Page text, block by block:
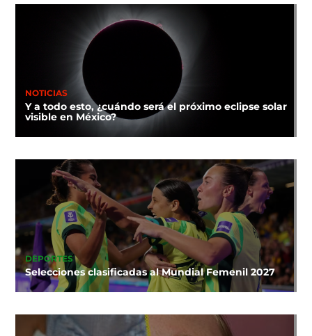
NOTICIAS
Y a todo esto, ¿cuándo será el próximo eclipse solar
visible en México?
DEPORTES
Selecciones clasificadas al Mundial Femenil 2027